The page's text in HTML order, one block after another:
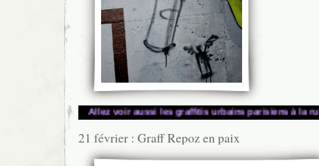
voir aussi les graffitis urbains parisiens à la rubrique» y a de
21 février : Graff Repoz en paix